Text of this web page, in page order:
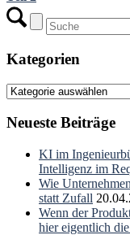
Kategorien
Kategorien
Neueste Beiträge
KI im
Intelligenz im
Wie
statt Zufall
Wenn der
hier eigentlich